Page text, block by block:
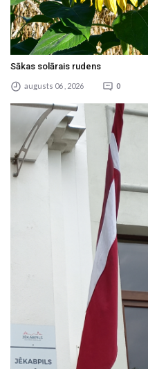
Sākas solārais rudens
augusts 06 , 2026 0